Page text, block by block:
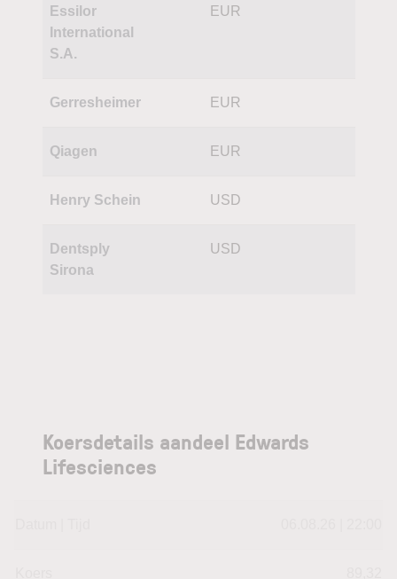
Essilor
International
S.A.
EUR
Gerresheimer EUR
Qiagen EUR
Henry Schein USD
Dentsply
Sirona
USD
Koersdetails aandeel Edwards
Lifesciences